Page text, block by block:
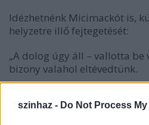
szinhaz - Do Not Process
Idézhetnénk Micimackót is,
helyzetre illő fejtegetését:
„A dolog úgy áll – vallotta be
bizony valahol eltévedtünk.
Egy árokban pihentek,
gondolta, ez valahogy